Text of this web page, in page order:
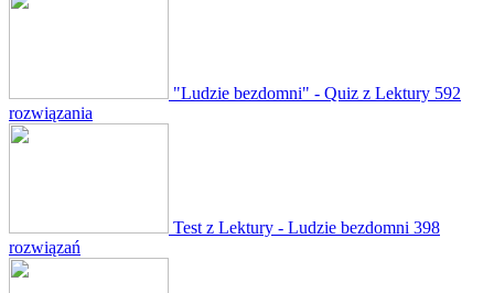
"Ludzie bezdomni" - Quiz z Lektury 592
rozwiązania
Test z Lektury - Ludzie bezdomni 398
rozwiązań